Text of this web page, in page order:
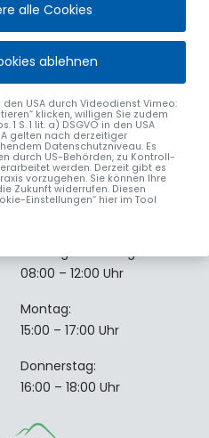
Gerhard Frey, Alexandra Hatt,
rektor Ralf Tamler
08:00 – 12:00 Uhr
Montag:
15:00 – 17:00 Uhr
Donnerstag:
16:00 – 18:00 Uhr
alle Cookies
ablehnen
USA durch Videodienst Vimeo:
klicken, willigen Sie zudem
1 S. 1 lit. a) DSGVO in den USA
gelten nach derzeitiger
Datenschutzniveau. Es
durch US-Behörden, zu Kontroll-
werden. Derzeit gibt es
vorzugehen. Sie können Ihre
Zukunft widerrufen. Diesen
Einstellungen“ hier im Tool